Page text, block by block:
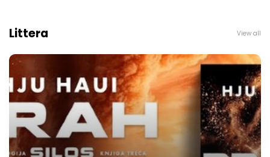
Littera View all